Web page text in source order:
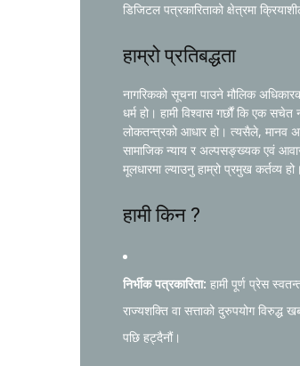
डिजिटल पत्रकारिताको क्षेत्रमा
हाम्रो प्रतिबद्धता
नागरिकको सूचना पाउने मौलिक
धर्म हो। हामी विश्वास गर्छौं कि एक सचेत
लोकतन्त्रको आधार हो। त्यसैले, मानव
सामाजिक न्याय र अल्पसङ्ख्यक एवं
मूलधारमा ल्याउनु हाम्रो प्रमुख कर्तव्य हो।
हामी किन ?
निर्भीक पत्रकारिता: हामी पूर्ण प्रेस
राज्यशक्ति वा सत्ताको दुरुपयोग विरुद्ध
पछि हट्दैनौं।